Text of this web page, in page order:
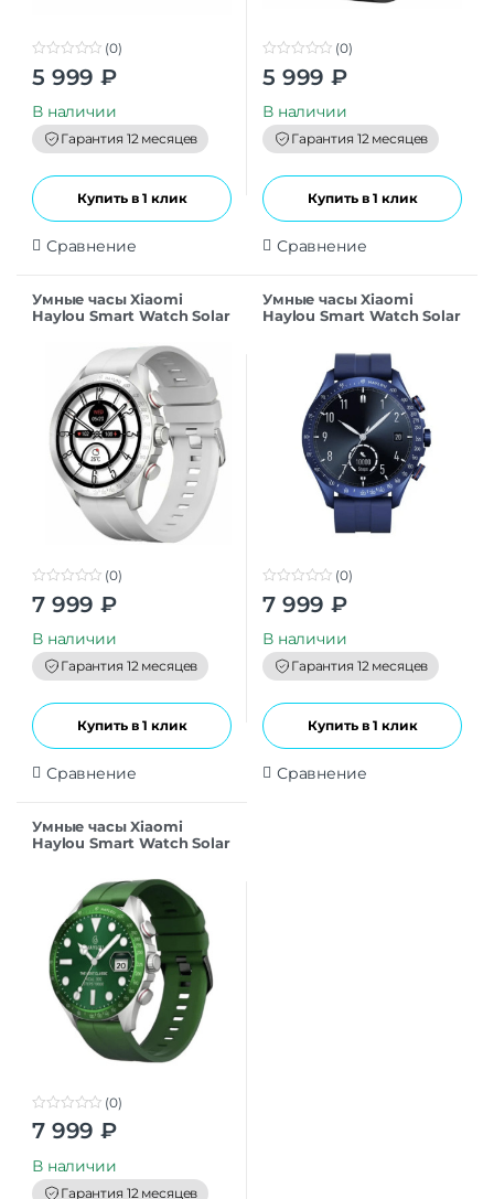
0
o
t
o
f
5
(0)
5 999 ₽
В наличии
Гарантия 12 месяцев
Купить в 1 клик
Сравнение
0
o
t
o
f
5
(0)
5 999 ₽
В наличии
Гарантия 12 месяцев
Купить в 1 клик
Сравнение
Умные часы Xiaomi
Haylou Smart Watch Solar
0
o
t
o
f
5
(0)
7 999 ₽
В наличии
Гарантия 12 месяцев
Купить в 1 клик
Сравнение
Умные часы Xiaomi
Haylou Smart Watch Solar
0
o
t
o
f
5
(0)
7 999 ₽
В наличии
Гарантия 12 месяцев
Купить в 1 клик
Сравнение
Умные часы Xiaomi
Haylou Smart Watch Solar
0
o
t
o
f
(0)
7 999 ₽
В наличии
Гарантия 12 месяцев